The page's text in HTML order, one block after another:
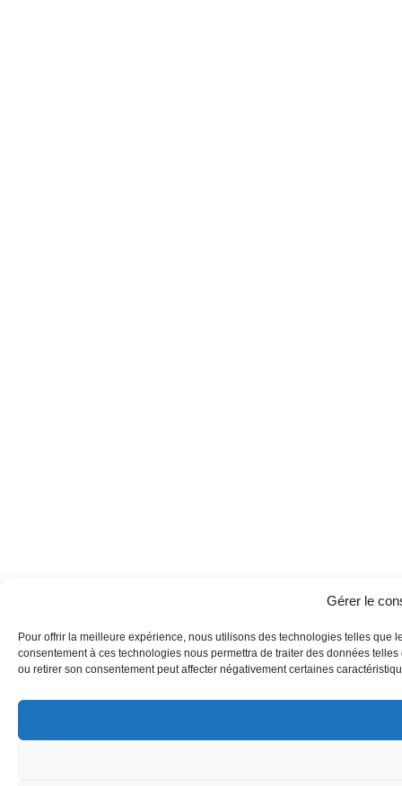
Gérer le
Pour offrir la meilleure expérience, nous utilisons des technologies telles
consentement à ces technologies nous permettra de traiter des données
ou retirer son consentement peut affecter négativement certaines